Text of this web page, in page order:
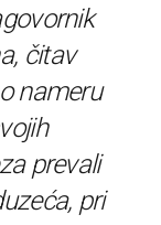
čitav
nameru
prevali
pri